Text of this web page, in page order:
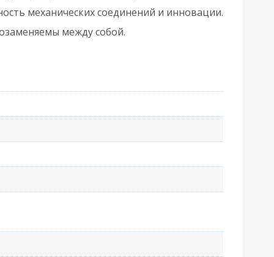
механических соединений и инновации.
между собой.